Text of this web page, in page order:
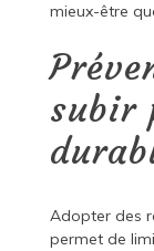
mieux-être
subir
Adopter des
permet de